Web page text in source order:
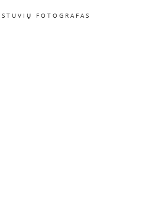
FOTOGRAFAS